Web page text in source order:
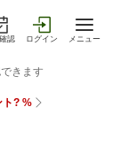
認 ログイン メニュー